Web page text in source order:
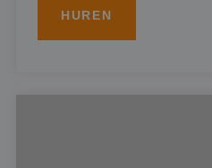
HUREN